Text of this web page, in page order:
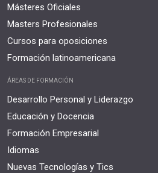
Másteres Oficiales
Masters Profesionales
Cursos para oposiciones
Formación latinoamericana
ÁREAS DE FORMACIÓN
Desarrollo Personal y Liderazgo
Educación y Docencia
Formación Empresarial
Idiomas
Nuevas Tecnologías y Tics